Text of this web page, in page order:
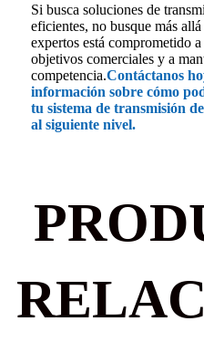
Si busca soluciones de
eficientes, no busque más
expertos está comprometido
objetivos comerciales y a
competencia.Contáctanos
información sobre cómo
tu sistema de transmisión
al siguiente nivel.